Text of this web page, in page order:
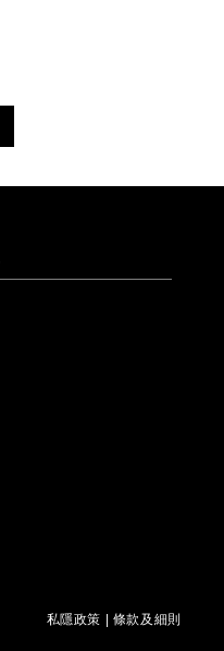
私隱政策 | 條款及細則